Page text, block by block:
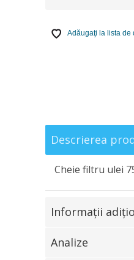
Adăugaţi la lista de
Descrierea
Cheie filtru ulei
Informaţii
Analize